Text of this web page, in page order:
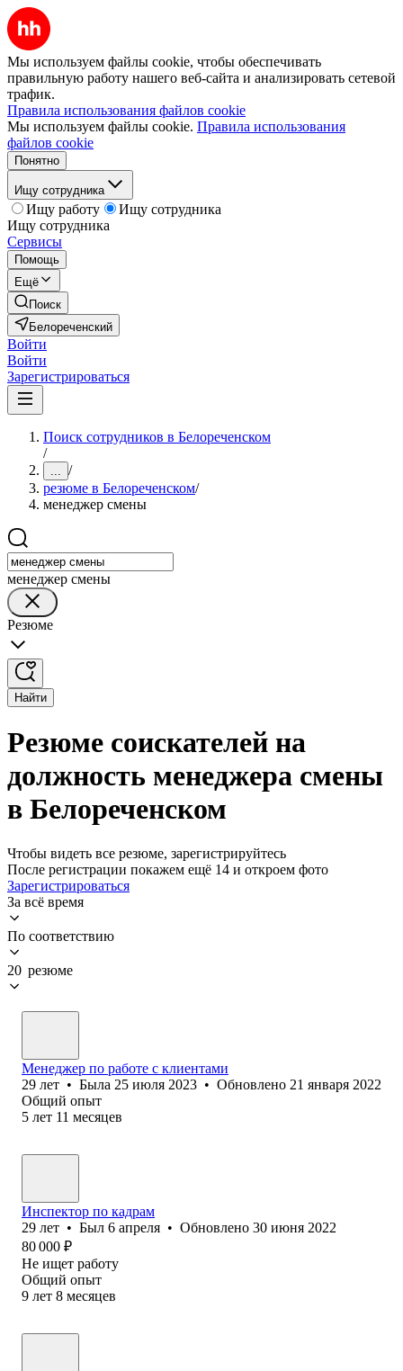
Мы используем файлы cookie, чтобы обеспечивать
правильную работу нашего веб-сайта и анализировать сетевой
трафик.
Правила использования файлов cookie
Мы используем файлы cookie. Правила использования
файлов cookie
Понятно
Ищу сотрудника
Ищу работу
Ищу сотрудника
Ищу сотрудника
Сервисы
Помощь
Ещё
Поиск
Белореченский
Войти
Войти
Зарегистрироваться
Поиск сотрудников в Белореченском
/
... /
резюме в Белореченском/
менеджер смены
менеджер смены
Резюме
Найти
Резюме соискателей на
должность менеджера смены
в Белореченском
Чтобы видеть все резюме, зарегистрируйтесь
После регистрации покажем ещё 14 и откроем фото
Зарегистрироваться
За всё время
По соответствию
20 резюме
Менеджер по работе с клиентами
29 лет • Была 25 июля 2023 • Обновлено 21 января 2022
Общий опыт
5 лет 11 месяцев
Инспектор по кадрам
29 лет • Был 6 апреля • Обновлено 30 июня 2022
80 000 ₽
Не ищет работу
Общий опыт
9 лет 8 месяцев